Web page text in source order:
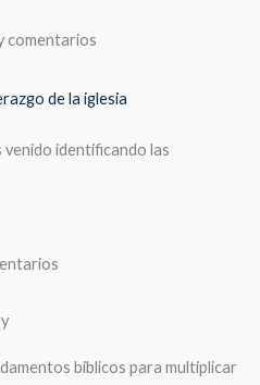
comentarios
de la iglesia
venido identificando las
biblicos para multiplicar